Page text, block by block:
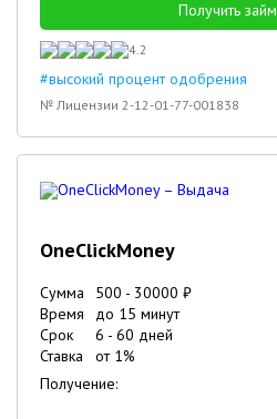
Получить займ
4.2
#высокий процент одобрения
№ Лицензии 2-12-01-77-001838
OneClickMoney
Сумма 500 - 30000 ₽
Время
до 15 минут
Срок
6 - 60 дней
Ставка
от 1%
Получение: